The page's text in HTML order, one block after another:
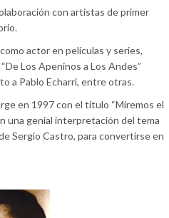
con artistas de primer
actor en películas y series,
Los Apeninos a Los Andes”
a Pablo Echarri, entre otras.
en 1997 con el título “Miremos el
una genial interpretación del tema
Sergio Castro, para convertirse en